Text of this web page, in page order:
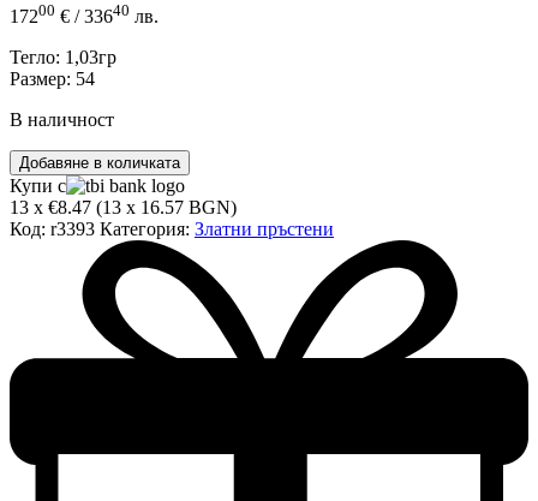
17200 € / 33640 лв.
Тегло: 1,03гр
Размер: 54
В наличност
количество
за
Златен
пръстен
Добавяне в количката
Купи с
13 x €8.47 (13 x 16.57 BGN)
Код: r3393 Категория: Златни пръстени